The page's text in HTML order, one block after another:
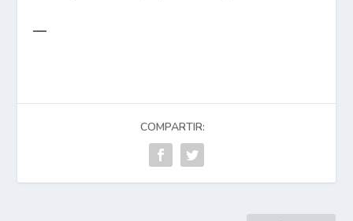
—
COMPARTIR: